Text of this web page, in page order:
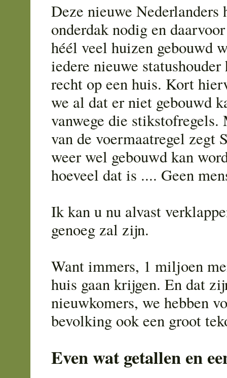
Deze nieuwe Nederlanders
onderdak nodig en
héél veel huizen gebouwd
iedere nieuwe
recht op een huis. Kort
we al dat er niet gebouwd
vanwege die stikstofregels.
van de voermaatregel zegt
weer wel gebouwd kan
hoeveel dat is .... Geen
Ik kan u nu alvast
genoeg zal zijn.
Want immers, 1 miljoen
huis gaan krijgen. En dat
nieuwkomers, we hebben
bevolking ook een groot
Even wat getallen en